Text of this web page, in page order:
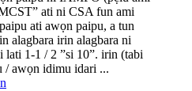
ati ni CSA fun ami
ati awọn paipu, a tun
alagbara irin alagbara ni
lati 1-1 / 2 ”si 10”. irin (tabi
/ awọn idimu idari ...